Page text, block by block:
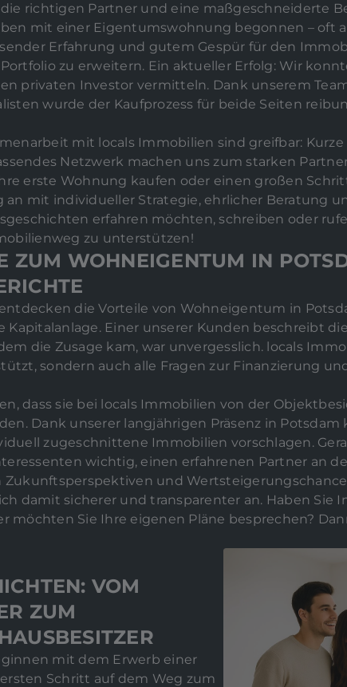
richtigen Partner und eine maßgeschneiderte
mit einer Eigentumswohnung begonnen – oft
Erfahrung und gutem Gespür für den
zu erweitern. Ein aktueller Erfolg: Wir
privaten Investor vermitteln. Dank unserem
wurde der Kaufprozess für beide Seiten
mit locals Immobilien sind greifbar:
Netzwerk machen uns zum starken
erste Wohnung kaufen oder einen großen
an mit individueller Strategie, ehrlicher Beratung
erfahren möchten, schreiben oder
zu unterstützen!
ZUM WOHNEIGENTUM IN
die Vorteile von Wohneigentum in
Kapitalanlage. Einer unserer Kunden beschreibt
die Zusage kam, war unvergesslich. locals
sondern auch alle Fragen zur Finanzierung
dass sie bei locals Immobilien von der
Dank unserer langjährigen Präsenz in
zugeschnittene Immobilien vorschlagen.
wichtig, einen erfahrenen Partner an
Zukunftsperspektiven und
damit sicherer und transparenter an. Haben Sie
möchten Sie Ihre eigenen Pläne besprechen?
VOM
ZUM
mit dem Erwerb einer
Schritt auf dem Weg zum